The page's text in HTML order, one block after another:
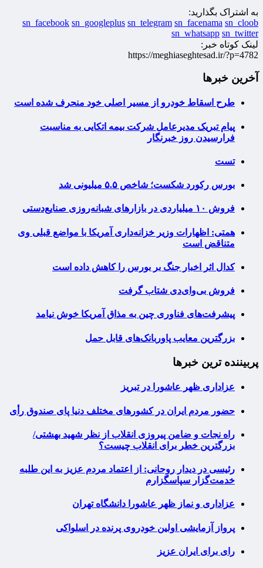
به اشتراک بگذارید:
sn_facebook sn_googleplus sn_telegram sn_facenama sn_cloob
sn_whatsapp sn_twitter
لینک کوتاه خبر:
https://meghiaseghtesad.ir/?p=4782
آخرین خبرها
طرح اسقاط خودرو از مسیر اصلی خود منحرف شده است
پیام تبریک مدیرعامل شرکت بیمه اتکایی به مناسبت
فرارسیدن روز خبرنگار
تست
بورس رکورد شکست؛ شاخص ۵.۵ میلیونی شد
فروش ۱۰ میلیاردی در بازارهای شبانه‌روزی صنایع‌دستی
همتی: اظهارات وزیر خزانه‌داری آمریکا با مواضع قبلی وی
متناقض است
کدال اثر اخبار جنگ بر بورس را کاهش داده است
فروش بی‌وای‌دی شتاب گرفت
پیشرفت‌های فناوری چین به مذاق آمریکا خوش نیامد
بزرگترین معایب پاوربانک‌های قابل حمل
پربیننده ترین خبرها
عزاداری ظهر عاشورا در تبریز
حضور مردم ایران در کشورهای مختلف دنیا پای صندوق رأی
راه نجات و ضامن پیروزی انقلاب از نظر شهید بهشتی/
بزرگترین خطر برای انقلاب چیست؟
رئیسی در دیدار روحانی: از اعتماد مردم عزیز به این طلبه
خدمت‌گزار سپاسگزارم
عزاداری و نماز ظهر عاشورا دانشگاه تهران
پرواز آزمایشی اولین خودروی پرنده در اسلواکی
رای برای ایران عزیز